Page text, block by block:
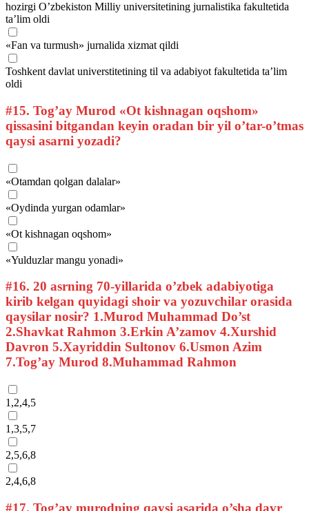
hozirgi O’zbekiston Milliy universitetining jurnalistika fakultetida
ta’lim oldi
«Fan va turmush» jurnalida xizmat qildi
Toshkent davlat universtitetining til va adabiyot fakultetida ta’lim
oldi
#15. Tog’ay Murod «Ot kishnagan oqshom»
qissasini bitgandan keyin oradan bir yil o’tar-o’tmas
qaysi asarni yozadi?
«Otamdan qolgan dalalar»
«Oydinda yurgan odamlar»
«Ot kishnagan oqshom»
«Yulduzlar mangu yonadi»
#16. 20 asrning 70-yillarida o’zbek adabiyotiga
kirib kelgan quyidagi shoir va yozuvchilar orasida
qaysilar nosir? 1.Murod Muhammad Do’st
2.Shavkat Rahmon 3.Erkin A’zamov 4.Xurshid
Davron 5.Xayriddin Sultonov 6.Usmon Azim
7.Tog’ay Murod 8.Muhammad Rahmon
1,2,4,5
1,3,5,7
2,5,6,8
2,4,6,8
#17. Tog’ay murodning qaysi asarida o’sha davr